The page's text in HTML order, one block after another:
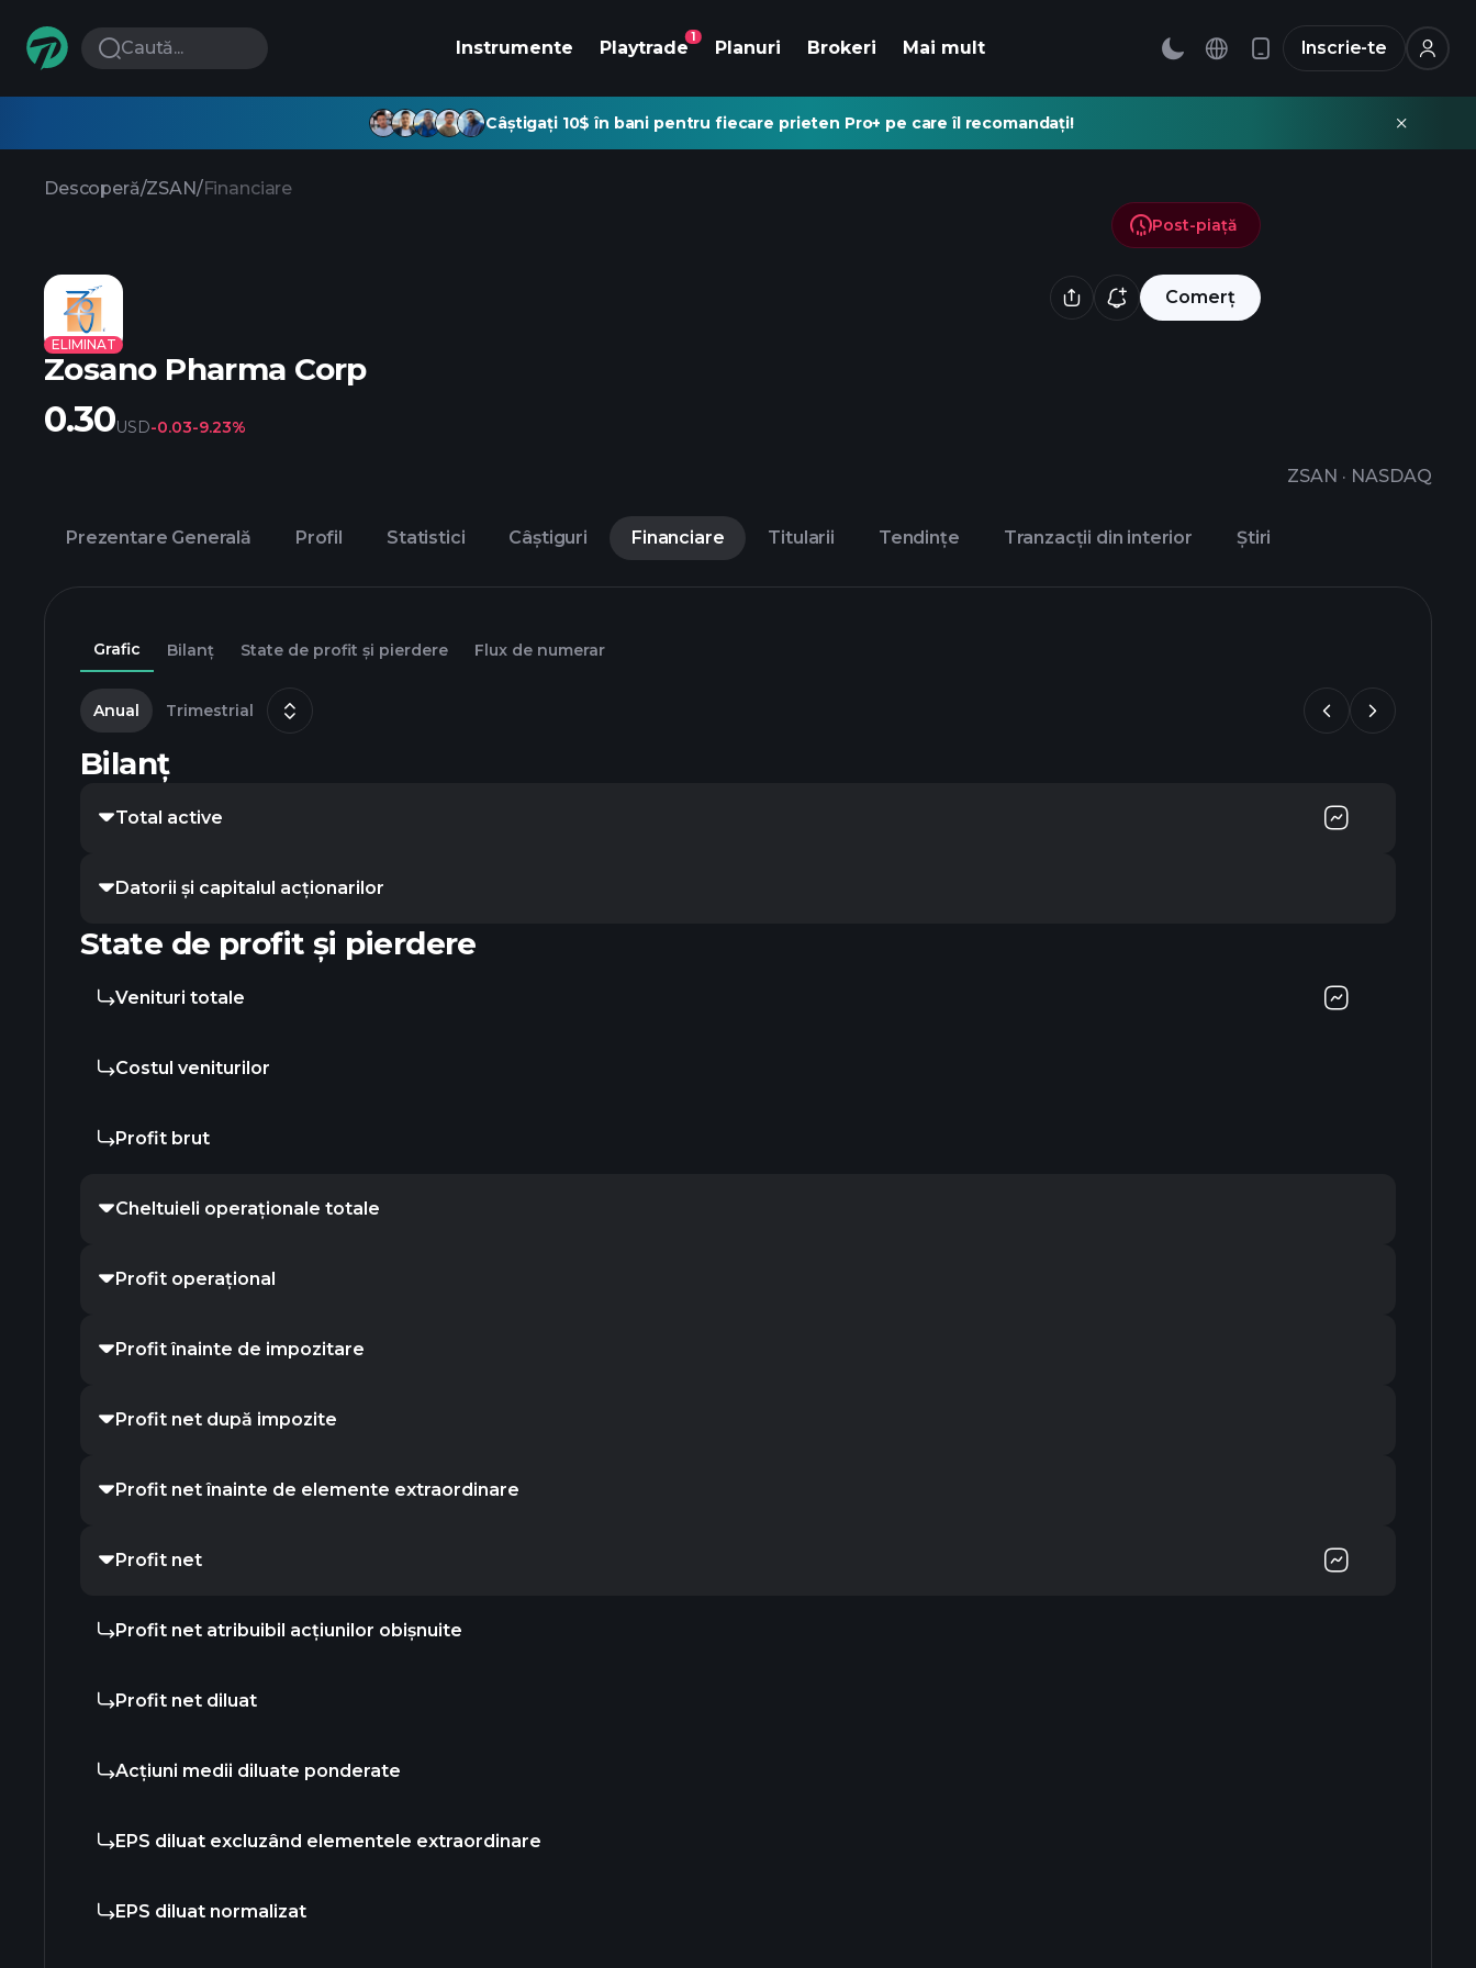
Caută... Instrumente Playtrade
1
Planuri Brokeri Mai mult Inscrie-te
Câștigați 10$ în bani pentru fiecare prieten Pro+ pe care îl recomandați!
Descoperă/ZSAN/Financiare
ELIMINAT
Comerț
Zosano Pharma Corp
ZSAN · NASDAQ
Post-piață
0.30USD-0.03-9.23%
Prezentare Generală Profil Statistici Câștiguri Financiare Titularii Tendințe Tranzacții din interior Știri
Grafic Bilanț State de profit și pierdere Flux de numerar
Anual Trimestrial
2012
dec
31
Bilanț
Total active
Datorii și capitalul acționarilor
State de profit și pierdere
Venituri totale
Costul veniturilor
Profit brut
Cheltuieli operaționale totale
Profit operațional
Profit înainte de impozitare
Profit net după impozite
Profit net înainte de elemente extraordinare
Profit net
Profit net atribuibil acțiunilor obișnuite
Profit net diluat
Acțiuni medii diluate ponderate
EPS diluat excluzând elementele extraordinare
EPS diluat normalizat